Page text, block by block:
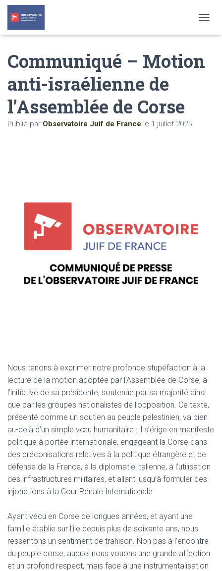
O
Communiqué – Motion
anti-israélienne de
l’Assemblée de Corse
Publié par Observatoire Juif de France le 1 juillet 2025
Nous tenons à exprimer notre profonde stupéfaction à la
lecture de la motion adoptée par l’Assemblée de Corse, à
l’initiative de sa présidente, soutenue par sa majorité ainsi
que par les groupes nationalistes de l’opposition. Ce texte,
présenté comme un soutien au peuple palestinien, va bien
au-delà d’un simple vœu humanitaire : il s’érige en manifeste
politique à portée internationale, engageant la Corse dans
des préconisations relatives à la politique étrangère et de
défense de la France, à la diplomatie italienne, à l’utilisation
des infrastructures militaires, et allant jusqu’à formuler des
injonctions à la Cour Pénale Internationale.
Ayant vécu en Corse de longues années, et ayant une
famille établie sur l’île depuis plus de soixante ans, nous
ressentons un sentiment de trahison. Non pas à l’encontre
du peuple corse, auquel nous vouons une grande affection
et un profond respect, mais face à une instrumentalisation